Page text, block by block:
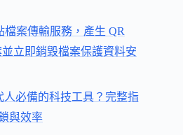
檔案傳輸服務，產生 QR
立即銷毀檔案保護資料安
人必備的科技工具？完整指
與效率